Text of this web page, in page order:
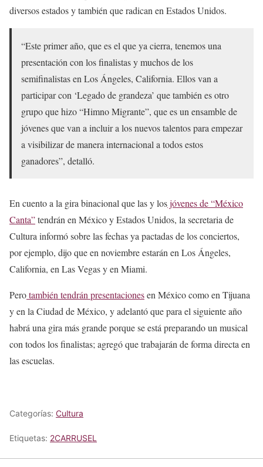
diversos estados y también que radican en Estados Unidos.
“Este primer año, que es el que ya cierra, tenemos una
presentación con los finalistas y muchos de los
semifinalistas en Los Ángeles, California. Ellos van a
participar con ‘Legado de grandeza’ que también es otro
grupo que hizo “Himno Migrante”, que es un ensamble de
jóvenes que van a incluir a los nuevos talentos para empezar
a visibilizar de manera internacional a todos estos
ganadores”, detalló.
En cuento a la gira binacional que las y losjóvenes de “México
Canta”tendrán en México y Estados Unidos, la secretaria de
Cultura informó sobre las fechas ya pactadas de los conciertos,
por ejemplo, dijo que en noviembre estarán en Los Ángeles,
California, en Las Vegas y en Miami.
Perotambién tendrán presentacionesen México como en Tijuana
y en la Ciudad de México, y adelantó que para el siguiente año
habrá una gira más grande porque se está preparando un musical
con todos los finalistas; agregó que trabajarán de forma directa en
las escuelas.
Categorías: Cultura
Etiquetas: 2CARRUSEL